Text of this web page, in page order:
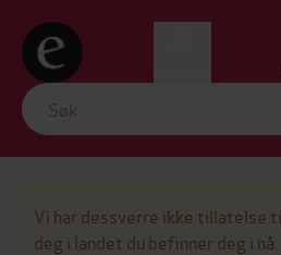
Vi har dessverre ikke tillatelse
deg i landet du befinner deg i nå.